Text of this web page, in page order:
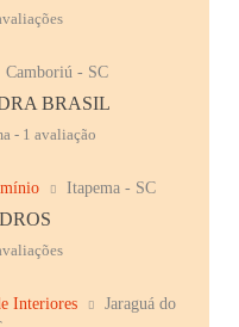
Camboriú - SC
BRASIL
- 1 avaliação
Itapema - SC
Interiores
Jaraguá do